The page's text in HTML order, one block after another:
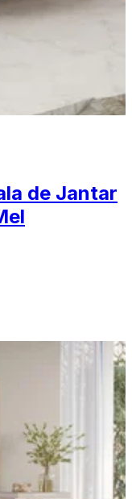
de Jantar